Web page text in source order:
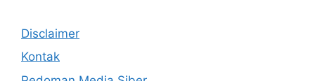
Disclaimer
Kontak